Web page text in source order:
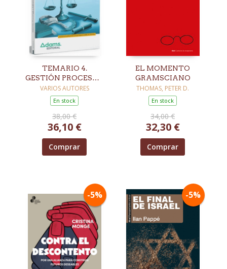
TEMARIO 4.
GESTIÓN PROCESAL
Y ADMINISTRATIVA.
TURNO LIBRE
VARIOS AUTORES
En stock
38,00 €
36,10 €
Comprar
EL MOMENTO
GRAMSCIANO
THOMAS, PETER D.
En stock
34,00 €
32,30 €
Comprar
-5% -5%